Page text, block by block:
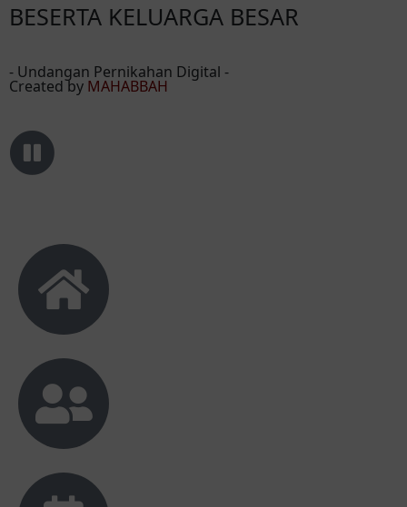
sayang...semoga bahagia selalu dan saling
kondisi apapun....
wulandari Vonny
Alhamdulillah, segala puji bagi Allah. Tante
ikut bahagia dengan kabar dan undangan
bahagia ini si. Tante doakan dimudahkan, di
jannah❤❤
Ulfa & Tria
Happy wedding mas Bambang dan istri 💐
BESERTA KELUARGA BESAR
- Undangan Pernikahan Digital -
Created by MAHABBAH